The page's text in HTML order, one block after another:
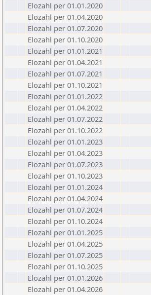
Elozahl per 01.01.2020
Elozahl per 01.04.2020
Elozahl per 01.07.2020
Elozahl per 01.10.2020
Elozahl per 01.01.2021
Elozahl per 01.04.2021
Elozahl per 01.07.2021
Elozahl per 01.10.2021
Elozahl per 01.01.2022
Elozahl per 01.04.2022
Elozahl per 01.07.2022
Elozahl per 01.10.2022
Elozahl per 01.01.2023
Elozahl per 01.04.2023
Elozahl per 01.07.2023
Elozahl per 01.10.2023
Elozahl per 01.01.2024
Elozahl per 01.04.2024
Elozahl per 01.07.2024
Elozahl per 01.10.2024
Elozahl per 01.01.2025
Elozahl per 01.04.2025
Elozahl per 01.07.2025
Elozahl per 01.10.2025
Elozahl per 01.01.2026
Elozahl per 01.04.2026